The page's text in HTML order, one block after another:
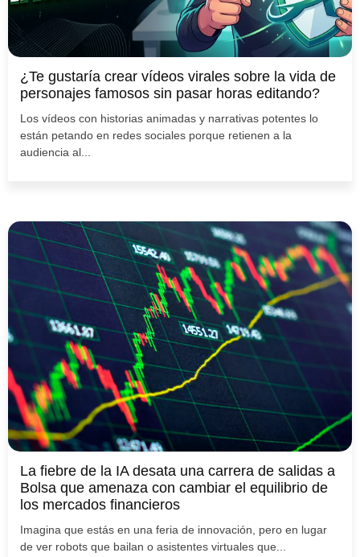
¿Te gustaría crear vídeos virales sobre la vida de
personajes famosos sin pasar horas editando?
Los vídeos con historias animadas y narrativas potentes lo
están petando en redes sociales porque retienen a la
audiencia al...
La fiebre de la IA desata una carrera de salidas a
Bolsa que amenaza con cambiar el equilibrio de
los mercados financieros
Imagina que estás en una feria de innovación, pero en lugar
de ver robots que bailan o asistentes virtuales que...